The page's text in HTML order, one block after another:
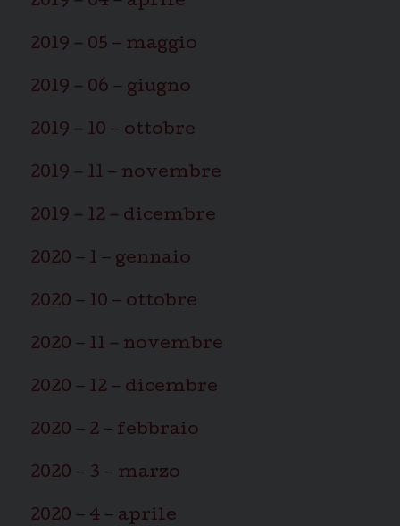
2019 – 05 – maggio
2019 – 06 – giugno
2019 – 10 – ottobre
2019 – 11 – novembre
2019 – 12 – dicembre
2020 – 1 – gennaio
2020 – 10 – ottobre
2020 – 11 – novembre
2020 – 12 – dicembre
2020 – 2 – febbraio
2020 – 3 – marzo
2020 – 4 – aprile